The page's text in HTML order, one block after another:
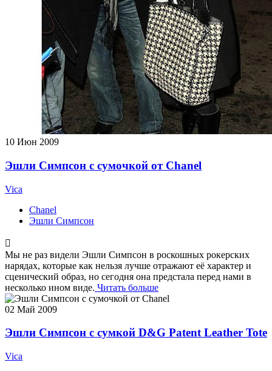
10 Июн 2009
Эшли Симпсон с сумочкой от Chanel
Vica
Chanel
Эшли Симпсон
Мы не раз видели Эшли Симпсон в роскошных рокерских
нарядах, которые как нельзя лучше отражают её характер и
сценический образ, но сегодня она предстала перед нами в
несколько ином виде. Читать больше
02 Май 2009
Эшли Симпсон с сумкой D&G Patent Leather Tote
Vica